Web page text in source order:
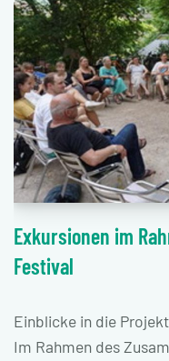
Exkursionen im
Festival
Einblicke in die
Im Rahmen des